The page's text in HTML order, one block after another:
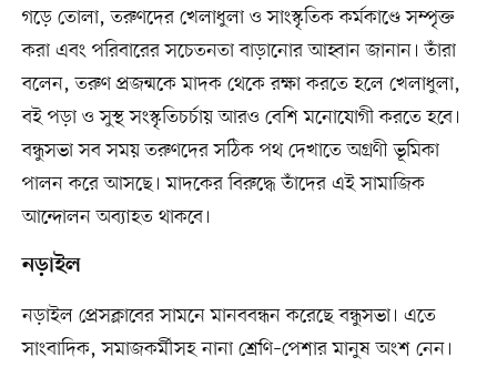
গড়ে তোলা, তরুণদের খেলাধুলা ও সাংস্কৃতিক কর্মকাণ্ডে সম্পৃক্ত
করা এবং পরিবারের সচেতনতা বাড়ানোর আহ্বান জানান। তাঁরা
বলেন, তরুণ প্রজন্মকে মাদক থেকে রক্ষা করতে হলে খেলাধুলা,
বই পড়া ও সুস্থ সংস্কৃতিচর্চায় আরও বেশি মনোযোগী করতে হবে।
বন্ধুসভা সব সময় তরুণদের সঠিক পথ দেখাতে অগ্রণী ভূমিকা
পালন করে আসছে। মাদকের বিরুদ্ধে তাঁদের এই সামাজিক
আন্দোলন অব্যাহত থাকবে।
নড়াইল
নড়াইল প্রেসক্লাবের সামনে মানববন্ধন করেছে বন্ধুসভা। এতে
সাংবাদিক, সমাজকর্মীসহ নানা শ্রেণি–পেশার মানুষ অংশ নেন।